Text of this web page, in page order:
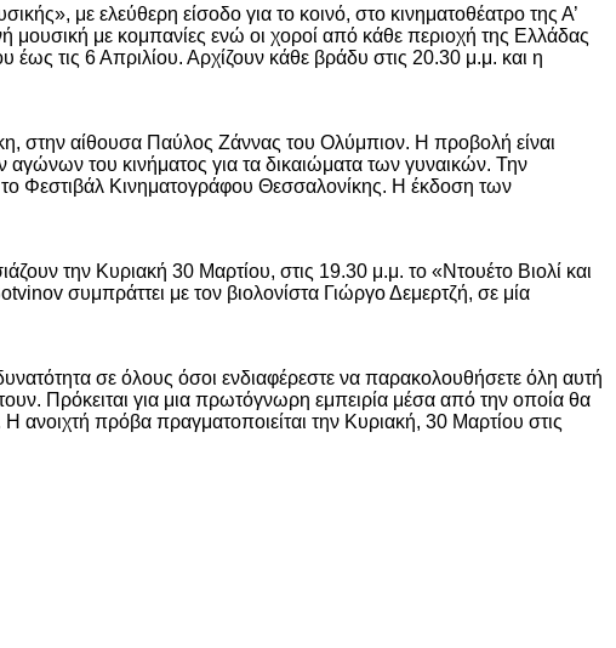
με ελεύθερη είσοδο για το κοινό, στο κινηματοθέατρο της Α’
μουσική με κομπανίες ενώ οι χοροί από κάθε περιοχή της Ελλάδας
τις 6 Απριλίου. Αρχίζουν κάθε βράδυ στις 20.30 μ.μ. και η
στην αίθουσα Παύλος Ζάννας του Ολύμπιον. Η προβολή είναι
του κινήματος για τα δικαιώματα των γυναικών. Την
Φεστιβάλ Κινηματογράφου Θεσσαλονίκης. Η έκδοση των
την Κυριακή 30 Μαρτίου, στις 19.30 μ.μ. το «Ντουέτο Βιολί και
συμπράττει με τον βιολονίστα Γιώργο Δεμερτζή, σε μία
σε όλους όσοι ενδιαφέρεστε να παρακολουθήσετε όλη αυτή
Πρόκειται για μια πρωτόγνωρη εμπειρία μέσα από την οποία θα
ανοιχτή πρόβα πραγματοποιείται την Κυριακή, 30 Μαρτίου στις